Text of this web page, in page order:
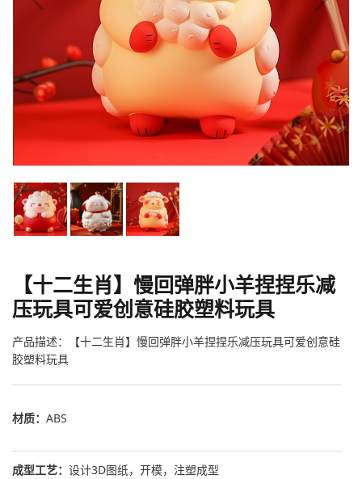
【十二生肖】慢回弹胖小羊捏捏乐减
压玩具可爱创意硅胶塑料玩具
产品描述：【十二生肖】慢回弹胖小羊捏捏乐减压玩具可爱创意硅
胶塑料玩具
材质： ABS
成型工艺： 设计3D图纸，开模，注塑成型